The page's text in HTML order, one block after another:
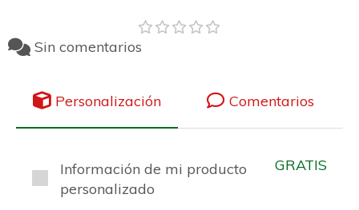
Sin comentarios
Personalización Comentarios
Información de mi producto
personalizado
GRATIS